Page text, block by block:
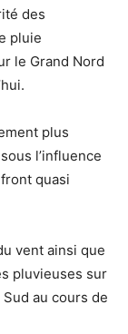
des
pluie
le Grand Nord
plus
l’influence
quasi
vent ainsi que
pluvieuses sur
au cours de